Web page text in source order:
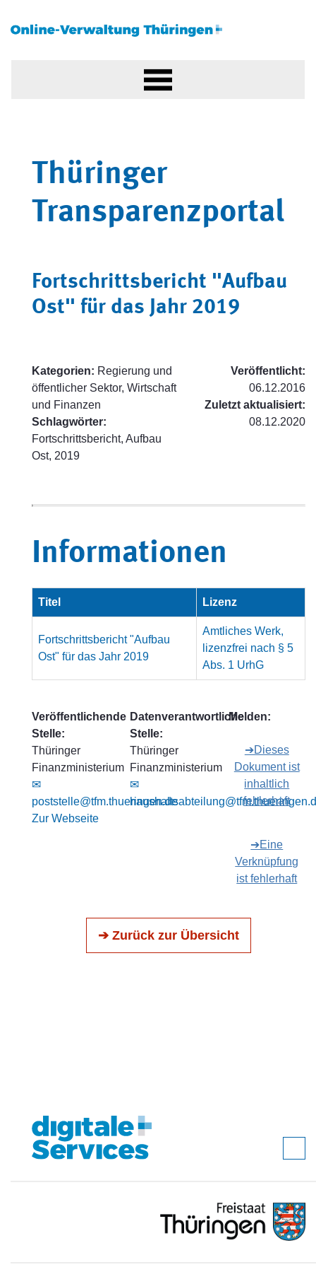
Thüringer
Transparenzportal
Fortschrittsbericht "Aufbau
Ost" für das Jahr 2019
Kategorien: Regierung und
öffentlicher Sektor, Wirtschaft
und Finanzen
Schlagwörter:
Fortschrittsbericht, Aufbau
Ost, 2019
Veröffentlicht:
06.12.2016
Zuletzt aktualisiert:
08.12.2020
Informationen
Titel Lizenz
Fortschrittsbericht "Aufbau
Ost" für das Jahr 2019
Amtliches Werk,
lizenzfrei nach § 5
Abs. 1 UrhG
Veröffentlichende
Stelle:
Thüringer
Finanzministerium
✉
poststelle@tfm.thueringen.de
Zur Webseite
Datenverantwortliche
Stelle:
Thüringer
Finanzministerium
✉
Melden:
➔Dieses
Dokument ist
inhaltlich
fehlerhaft
➔Eine
Verknüpfung
ist fehlerhaft
➔ Zurück zur Übersicht